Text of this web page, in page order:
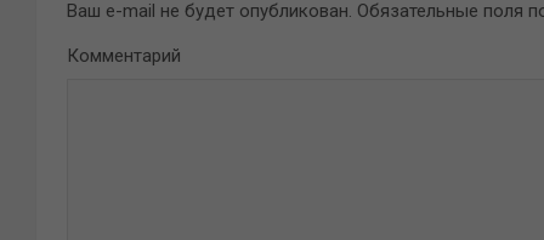
Ваш e-mail не будет опубликован. Обязательные поля
Комментарий